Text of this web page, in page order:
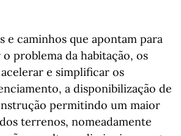
e caminhos que apontam para
problema da habitação, os
e simplificar os
a disponibilização de
permitindo um maior
terrenos, nomeadamente